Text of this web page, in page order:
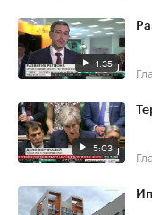
1:35
5:03